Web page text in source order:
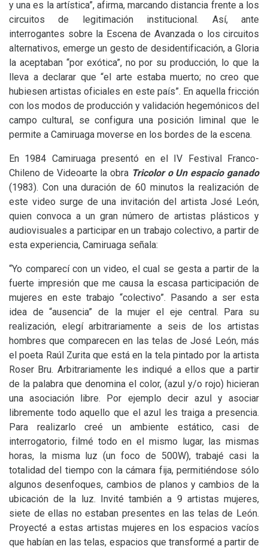
y una es la artística”, afirma, marcando distancia frente a los
circuitos de legitimación institucional. Así, ante
interrogantes sobre la Escena de Avanzada o los circuitos
alternativos, emerge un gesto de desidentificación, a Gloria
la aceptaban “por exótica”, no por su producción, lo que la
lleva a declarar que “el arte estaba muerto; no creo que
hubiesen artistas oficiales en este país”. En aquella fricción
con los modos de producción y validación hegemónicos del
campo cultural, se configura una posición liminal que le
permite a Camiruaga moverse en los bordes de la escena.
En 1984 Camiruaga presentó en el IV Festival Franco-
Chileno de Videoarte la obra Tricolor o Un espacio ganado
(1983). Con una duración de 60 minutos la realización de
este video surge de una invitación del artista José León,
quien convoca a un gran número de artistas plásticos y
audiovisuales a participar en un trabajo colectivo, a partir de
esta experiencia, Camiruaga señala:
“Yo comparecí con un video, el cual se gesta a partir de la
fuerte impresión que me causa la escasa participación de
mujeres en este trabajo “colectivo”. Pasando a ser esta
idea de “ausencia” de la mujer el eje central. Para su
realización, elegí arbitrariamente a seis de los artistas
hombres que comparecen en las telas de José León, más
el poeta Raúl Zurita que está en la tela pintado por la artista
Roser Bru. Arbitrariamente les indiqué a ellos que a partir
de la palabra que denomina el color, (azul y/o rojo) hicieran
una asociación libre. Por ejemplo decir azul y asociar
libremente todo aquello que el azul les traiga a presencia.
Para realizarlo creé un ambiente estático, casi de
interrogatorio, filmé todo en el mismo lugar, las mismas
horas, la misma luz (un foco de 500W), trabajé casi la
totalidad del tiempo con la cámara fija, permitiéndose sólo
algunos desenfoques, cambios de planos y cambios de la
ubicación de la luz. Invité también a 9 artistas mujeres,
siete de ellas no estaban presentes en las telas de León.
Proyecté a estas artistas mujeres en los espacios vacíos
que habían en las telas, espacios que transformé a partir de